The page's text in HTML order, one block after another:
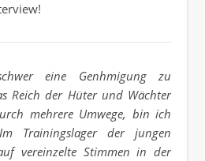
eine Genhmigung zu
Reich der Hüter und Wächter
mehrere Umwege, bin ich
Trainingslager der jungen
vereinzelte Stimmen in der